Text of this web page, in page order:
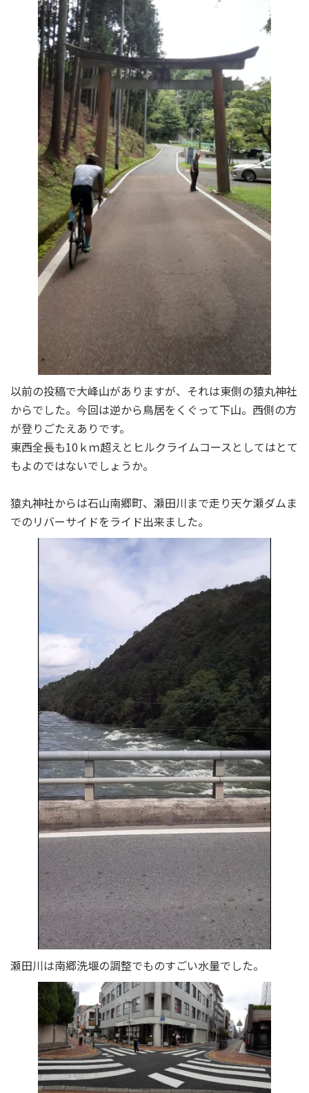
以前の投稿で大峰山がありますが、それは東側の猿丸神社
からでした。今回は逆から鳥居をくぐって下山。西側の方
が登りごたえありです。
東西全長も10ｋｍ超えとヒルクライムコースとしてはとて
もよのではないでしょうか。
猿丸神社からは石山南郷町、瀬田川まで走り天ケ瀬ダムま
でのリバーサイドをライド出来ました。
瀬田川は南郷洗堰の調整でものすごい水量でした。